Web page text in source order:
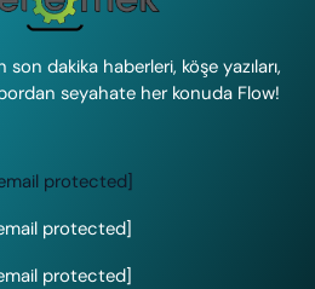
dakika haberleri, köşe yazıları,
seyahate her konuda Flow!
protected]
protected]
protected]